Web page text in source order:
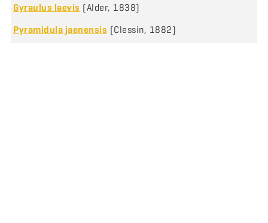
Gyraulus laevis (Alder, 1838)
Pyramidula jaenensis (Clessin, 1882)